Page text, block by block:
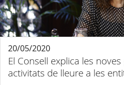
El Consell explica les
activitats de lleure a les
20/05/2020